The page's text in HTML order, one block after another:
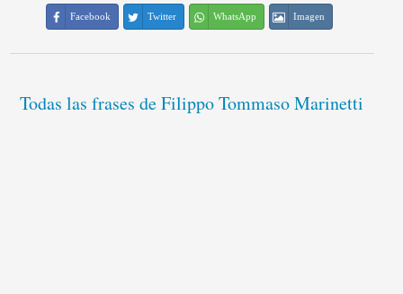
Facebook Twitter WhatsApp Imagen
Todas las frases de Filippo Tommaso Marinetti